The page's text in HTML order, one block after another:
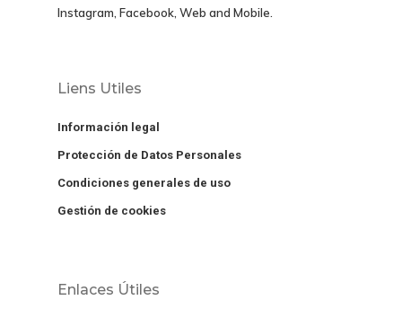
Instagram, Facebook, Web and Mobile.
Liens Utiles
Información legal
Protección de Datos Personales
Condiciones generales de uso
Gestión de cookies
Enlaces Útiles